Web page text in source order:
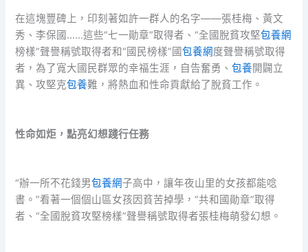
在這塊豐碑上，印刻著如許一群人的名字——張桂梅、黃文
秀、李保國……這些“七一勛章”取得者、“全國脫貧攻堅包養網
榜樣”聲譽稱號取得者和“國民榜樣”國包養網度聲譽稱號取得
者，為了寬大國民群眾的幸福生涯，自告奮勇、包養開闢立
異、攻堅克包養難，將熱血和性命貢獻給了脫貧工作。
性命如炬，點亮幻想踐行任務
“辦一所不花錢男包養網子高中，讓年夜山里的女孩都能唸
書。”看著一個個山區女孩因貧苦掉學，“共和國勛章”取得
者、“全國脫貧攻堅榜樣”聲譽稱號取得者張桂梅萌發幻想。